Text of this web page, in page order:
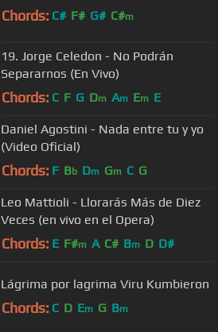
Chords: C# F# G# C#m
19. Jorge Celedon - No Podrán
Separarnos (En Vivo)
Chords: C F G Dm Am Em E
Daniel Agostini - Nada entre tu y yo
(Video Oficial)
Chords: F Bb Dm Gm C G
Leo Mattioli - Llorarás Más de Diez
Veces (en vivo en el Opera)
Chords: E F#m A C# Bm D D#
Lágrima por lagrima Viru Kumbieron
Chords: C D Em G Bm